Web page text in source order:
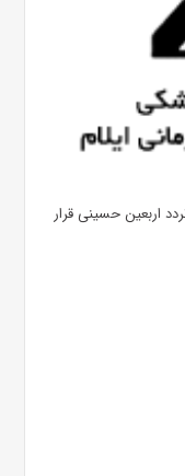
اربعین حسینی قرار